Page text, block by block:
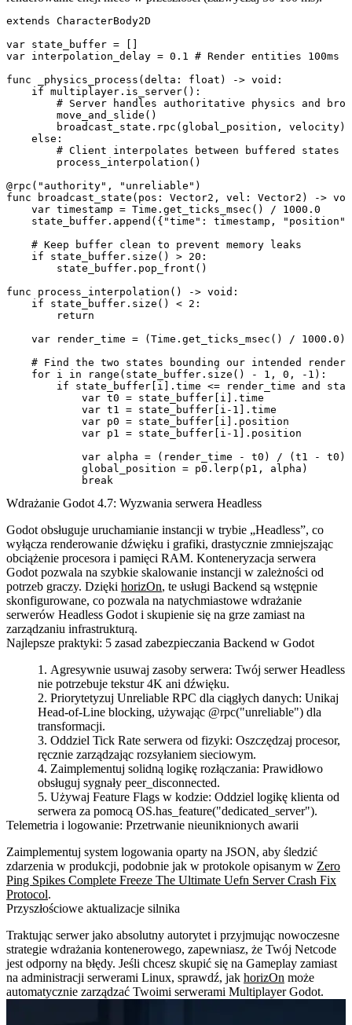
extends CharacterBody2D
var state_buffer = []
var interpolation_delay = 0.1 # Render entities 100ms
func _physics_process(delta: float) -> void:
    if multiplayer.is_server():
# Server handles authoritative physics and
        move_and_slide()
        broadcast_state.rpc(global_position, velocity)
    else:
        # Client interpolates between buffered states
        process_interpolation()
@rpc("authority", "unreliable")
func broadcast_state(pos: Vector2, vel: Vector2) ->
    var timestamp = Time.get_ticks_msec() / 1000.0
state_buffer.append({"time": timestamp,
    # Keep buffer clean to prevent memory leaks
    if state_buffer.size() > 20:
        state_buffer.pop_front()
func process_interpolation() -> void:
    if state_buffer.size() < 2:
        return
var render_time = (Time.get_ticks_msec() / 1000.0)
# Find the two states bounding our intended render
    for i in range(state_buffer.size() - 1, 0, -1):
if state_buffer[i].time <= render_time and
            var t0 = state_buffer[i].time
            var t1 = state_buffer[i-1].time
            var p0 = state_buffer[i].position
            var p1 = state_buffer[i-1].position
            var alpha = (render_time - t0) / (t1 - t0)
            global_position = p0.lerp(p1, alpha)
Wdrażanie Godot 4.7: Wyzwania serwera Headless
Godot obsługuje uruchamianie instancji w trybie „Headless”, co
wyłącza renderowanie dźwięku i grafiki, drastycznie zmniejszając
obciążenie procesora i pamięci RAM. Konteneryzacja serwera
Godot pozwala na szybkie skalowanie instancji w zależności od
potrzeb graczy. Dzięki horizOn, te usługi Backend są wstępnie
skonfigurowane, co pozwala na natychmiastowe wdrażanie
serwerów Headless Godot i skupienie się na grze zamiast na
zarządzaniu infrastrukturą.
Najlepsze praktyki: 5 zasad zabezpieczania Backend w Godot
Agresywnie usuwaj zasoby serwera: Twój serwer Headless
nie potrzebuje tekstur 4K ani dźwięku.
Priorytetyzuj Unreliable RPC dla ciągłych danych: Unikaj
Head-of-Line blocking, używając @rpc("unreliable") dla
transformacji.
Oddziel Tick Rate serwera od fizyki: Oszczędzaj procesor,
ręcznie zarządzając rozsyłaniem sieciowym.
Zaimplementuj solidną logikę rozłączania: Prawidłowo
obsługuj sygnały peer_disconnected.
Używaj Feature Flags w kodzie: Oddziel logikę klienta od
serwera za pomocą OS.has_feature("dedicated_server").
Telemetria i logowanie: Przetrwanie nieuniknionych awarii
Zaimplementuj system logowania oparty na JSON, aby śledzić
zdarzenia w produkcji, podobnie jak w protokole opisanym w Zero
Ping Spikes Complete Freeze The Ultimate Uefn Server Crash Fix
Protocol.
Przyszłościowe aktualizacje silnika
Traktując serwer jako absolutny autorytet i przyjmując nowoczesne
strategie wdrażania kontenerowego, zapewniasz, że Twój Netcode
jest odporny na błędy. Jeśli chcesz skupić się na Gameplay zamiast
na administracji serwerami Linux, sprawdź, jak horizOn może
automatycznie zarządzać Twoimi serwerami Multiplayer Godot.